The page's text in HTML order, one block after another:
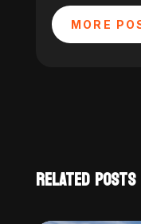
MORE
RELATED POSTS